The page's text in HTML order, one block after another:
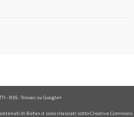
- RSS-Trovaci su Google+
di Befan.it sono rilasciati sotto Creative Commons